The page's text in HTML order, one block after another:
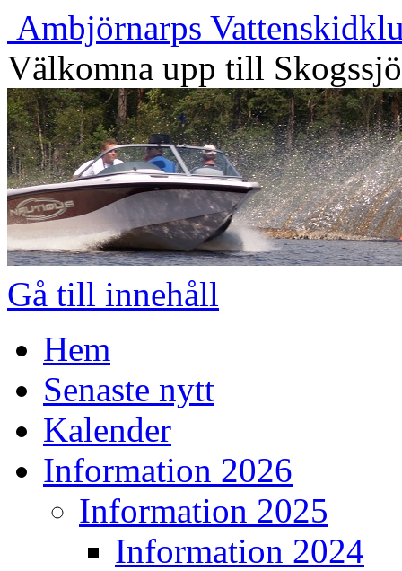
Ambjörnarps
Välkomna upp till
Gå till innehåll
Hem
Senaste nytt
Kalender
Information 2026
Information 2025
Information 2024